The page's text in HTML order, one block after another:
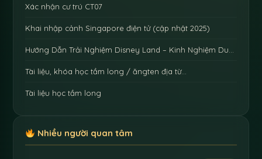
Xác nhận cư trú CT07
Khai nhập cảnh Singapore điện tử (cập nhật 2025)
Hướng Dẫn Trải Nghiệm Disney Land – Kinh Nghiệm Du…
Tài liệu, khóa học tầm long / ăngten địa từ…
Tài liệu học tầm long
Nhiều người quan tâm